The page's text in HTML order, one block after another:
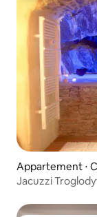
Appartement ⋅
Jacuzzi